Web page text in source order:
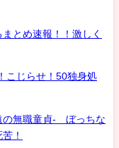
とめ速報！！激しく
こじらせ！50独身処
無職童貞- ぼっちな
！